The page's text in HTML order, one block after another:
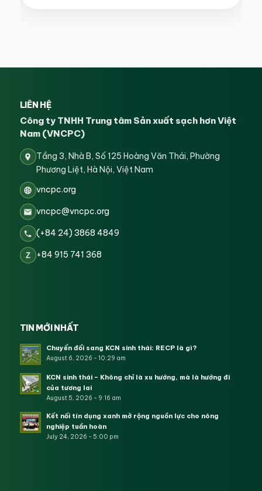
LIÊN HỆ
Công ty TNHH Trung tâm Sản xuất sạch hơn Việt
Nam (VNCPC)
Tầng 3, Nhà B, Số 125 Hoàng Văn Thái, Phường
Phương Liệt, Hà Nội, Việt Nam
vncpc.org
vncpc@vncpc.org
(+84 24) 3868 4849
Z +84 915 741 368
TIN MỚI NHẤT
Chuyển đổi sang KCN sinh thái: RECP là gì?
August 6, 2026 - 10:29 am
KCN sinh thái – Không chỉ là xu hướng, mà là hướng đi
của tương lai
August 5, 2026 - 9:16 am
Kết nối tín dụng xanh mở rộng nguồn lực cho nông
nghiệp tuần hoàn
July 24, 2026 - 5:00 pm